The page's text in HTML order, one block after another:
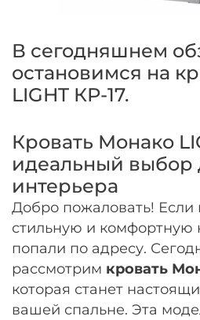
В сегодняшнем
остановимся на
LIGHT КР-17.
Кровать Монако
идеальный выбор
интерьера
Добро пожаловать! Если
стильную и комфортную
попали по адресу.
рассмотрим кровать
которая станет
вашей спальне. Эта
Получайте товар
выбранный способом
Оставшиеся 75% будут
списыватьсяс вашей
по25%каждые 2 недели
Подробнее
об оплате Плайтом